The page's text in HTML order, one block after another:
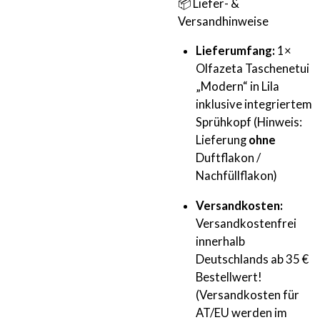
📦 Liefer- &
Versandhinweise
Lieferumfang: 1×
Olfazeta Taschenetui
„Modern“ in Lila
inklusive integriertem
Sprühkopf (Hinweis:
Lieferung ohne
Duftflakon /
Nachfüllflakon)
Versandkosten:
Versandkostenfrei
innerhalb
Deutschlands ab 35 €
Bestellwert!
(Versandkosten für
AT/EU werden im